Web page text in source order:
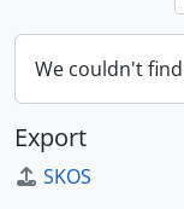
We couldn't
Export
SKOS